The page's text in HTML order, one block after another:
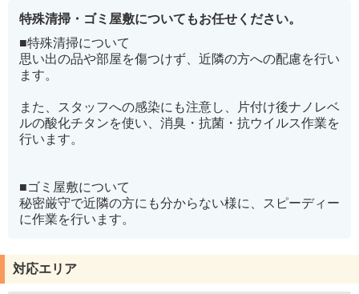
特殊清掃・ゴミ屋敷についてもお任せください。
■特殊清掃について
思い出の品や部屋を傷つけず、近隣の方への配慮を行い
ます。
また、スタッフへの感染にも注意し、片付け後ナノレベ
ルの酸化チタンを使い、消臭・抗菌・抗ウイルス作業を
行います。
■ゴミ屋敷について
秘密厳守で近隣の方にも分からない様に、スピーディー
に作業を行います。
対応エリア